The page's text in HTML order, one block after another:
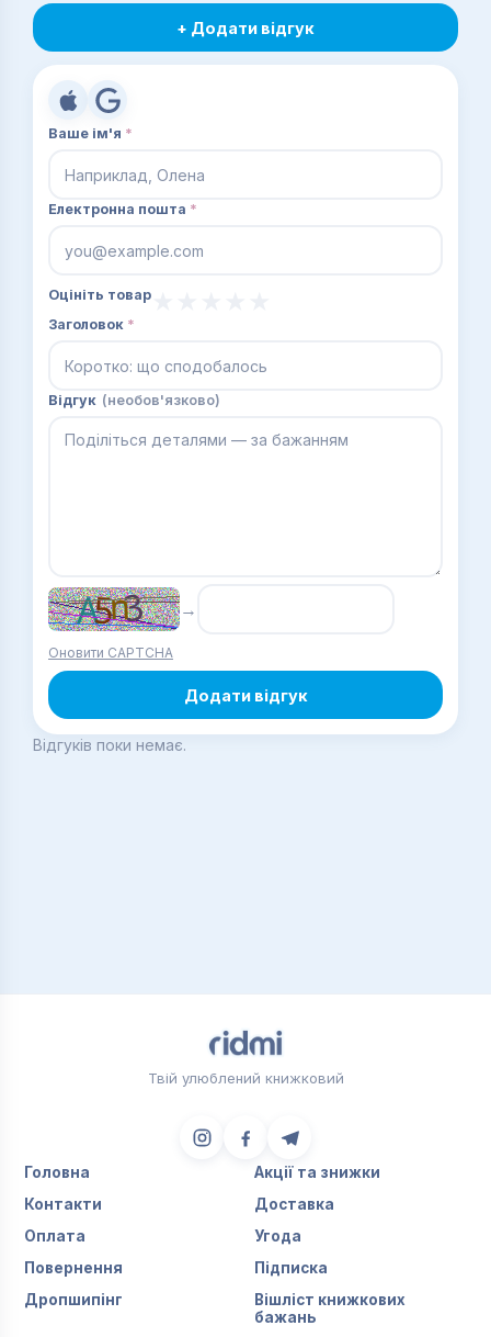
+ Додати відгук
Ваше ім'я *
Електронна пошта *
Оцініть товар
Заголовок *
Відгук (необов'язково)
→
Оновити CAPTCHA
Додати відгук
Відгуків поки немає.
Твій улюблений книжковий
Головна
Акції та знижки
Контакти
Доставка
Оплата
Угода
Повернення
Підписка
Дропшипінг
Вішліст книжкових
бажань